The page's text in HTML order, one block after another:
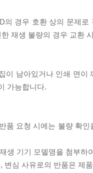
의 경우 호환 상의 문제
재생 불량의 경우 교환
이 남아있거나 인쇄 면
가능합니다.
품 요청 시에는 불량 확
생 기기 모델명을 첨부하
변심 사유로의 반품은 제